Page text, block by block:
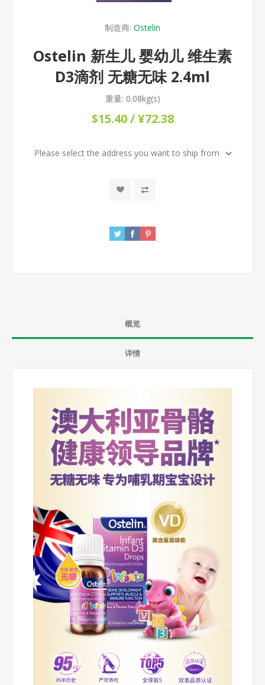
制造商: Ostelin
Ostelin 新生儿 婴幼儿 维生素
D3滴剂 无糖无味 2.4ml
重量: 0.08kg(s)
$15.40 / ¥72.38
Please select the address you want to ship from
概览
详情